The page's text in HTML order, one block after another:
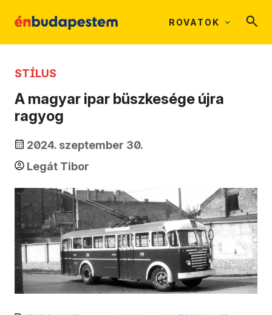
ROVATOK
STÍLUS
A magyar ipar büszkesége újra
ragyog
2024. szeptember 30.
Legát Tibor